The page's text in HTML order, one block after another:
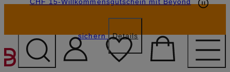
ZUM HAUPTINHALT
sichern Details